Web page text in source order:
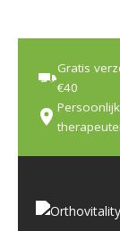
Gratis
€40
Persoonlijk